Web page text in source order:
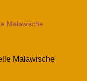
Malawische